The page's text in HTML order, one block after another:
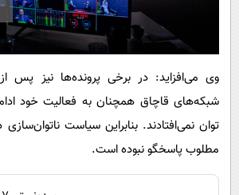
وی می‌افزاید: در برخی پرونده‌ها نیز پس
شبکه‌های قاچاق همچنان به فعالیت خود
توان نمی‌افتادند. بنابراین سیاست
مطلوب پاسخگو نبوده است.